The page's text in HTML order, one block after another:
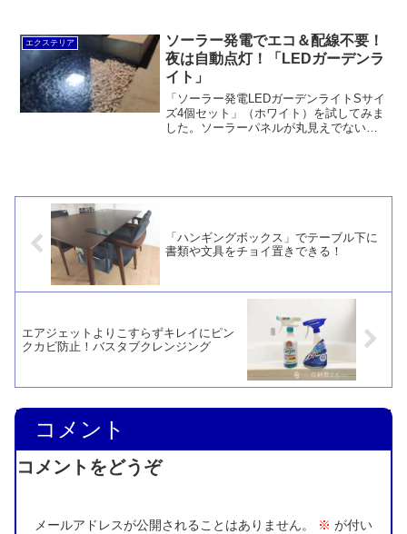
性が期待できる構造です。角度を変えら
れるというのはユニークですし、やさし
いあかりで雰囲気は悪くないと思いま
す。
エクステリア
ソーラー発電でエコ＆配線不要！
夜は自動点灯！「LEDガーデンラ
イト」
「ソーラー発電LEDガーデンライトSサイ
ズ4個セット」（ホワイト）を試してみま
した。ソーラーパネルが丸見えでないの
「ハンギングボックス」でテーブル下に
書類や文具をチョイ置きできる！
エアジェットよりこすらずキレイにピン
クカビ防止！バスタブクレンジング
コメント
コメントをどうぞ
メールアドレスが公開されることはありません。 ※ が付い